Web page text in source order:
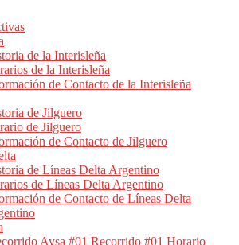
de la Interisleña
de la Interisleña
de Contacto de la Interisleña
de Jilguero
de Jilguero
de Contacto de Jilguero
de Líneas Delta Argentino
de Líneas Delta Argentino
de Contacto de Líneas Delta
Aysa #01 Recorrido #01 Horario